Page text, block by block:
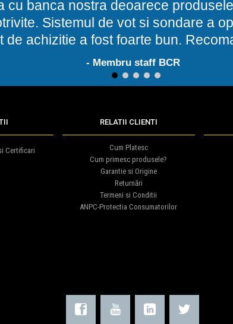
cu banca nostra deoarece
Sistemul de vot si sondare a
de achizitie a fost foarte bun.
- Membru staff BCR
1 2 3 4 5
Certificari
RELATII CLIENTI
Cum Platesc
Cum primesc produsele?
Garantie si Origine
Returnări
Termeni si Conditii
ANPC-Protectia Consumatorilor